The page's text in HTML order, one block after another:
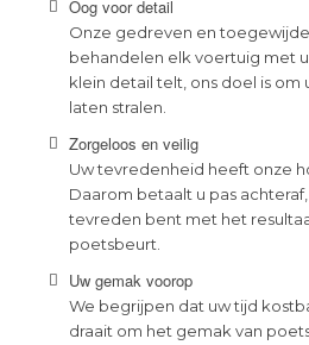
Oog voor detail
Onze gedreven en
behandelen elk voertuig met
klein detail telt, ons doel is om
laten stralen.
Zorgeloos en veilig
Uw tevredenheid heeft onze
Daarom betaalt u pas
tevreden bent met het
poetsbeurt.
Uw gemak voorop
We begrijpen dat uw tijd
draait om het gemak van